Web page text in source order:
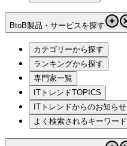
BtoB製品・サービスを探す
カテゴリーから探す
ランキングから探す
専門家一覧
ITトレンドTOPICS
ITトレンドからのお知らせ
よく検索されるキーワード